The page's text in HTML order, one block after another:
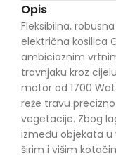
Opis
Fleksibilna,
električna kosilica
ambicioznim
travnjaku kroz
motor od 1700
reže travu
vegetacije. Zbog
između objekata u
širim i višim